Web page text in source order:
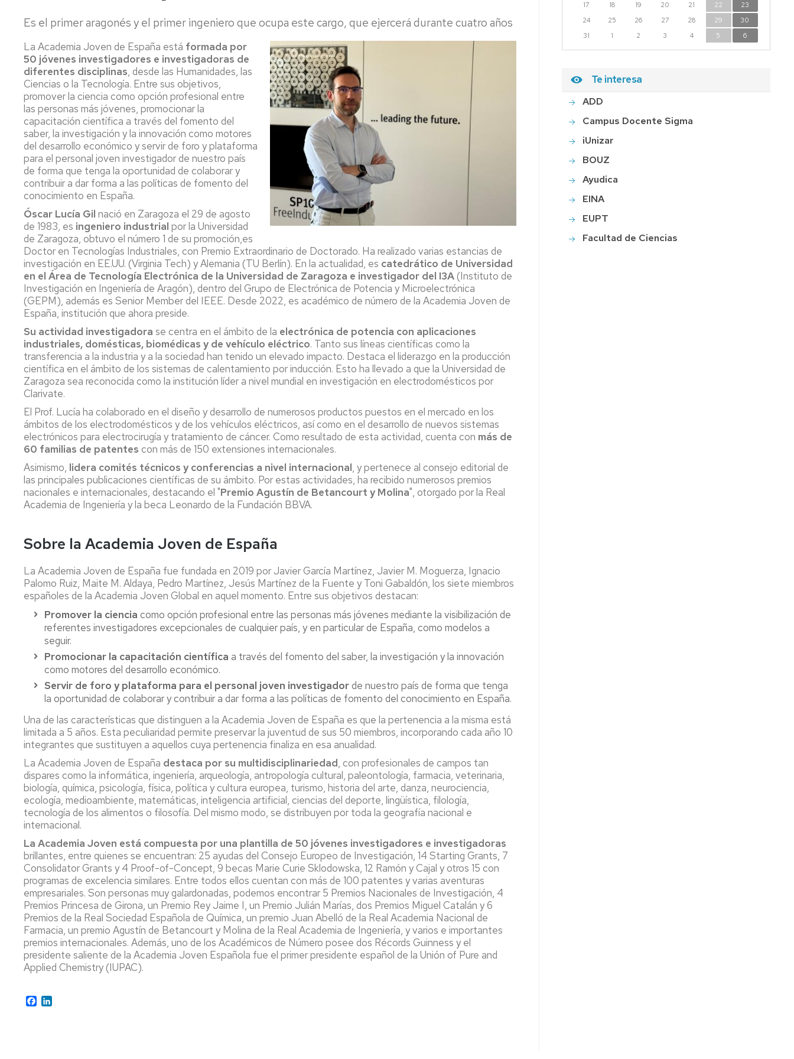
DEPARTAMENTO
DE
COMISIÓN
PERMANENTE
ENTIDADES
IMPRESOS
CALENDARIO
Es el primer aragonés y el primer ingeniero que ocupa este cargo, que ejercerá durante cuatro años
La Academia Joven de España está formada por
50 jóvenes investigadores e investigadoras de
diferentes disciplinas, desde las Humanidades, las
Ciencias o la Tecnología. Entre sus objetivos,
promover la ciencia como opción profesional entre
las personas más jóvenes, promocionar la
capacitación científica a través del fomento del
saber, la investigación y la innovación como motores
del desarrollo económico y servir de foro y plataforma
para el personal joven investigador de nuestro país
de forma que tenga la oportunidad de colaborar y
contribuir a dar forma a las políticas de fomento del
conocimiento en España.
Óscar Lucía Gil nació en Zaragoza el 29 de agosto
de 1983, es ingeniero industrial por la Universidad
de Zaragoza, obtuvo el número 1 de su promoción,es
Doctor en Tecnologías Industriales, con Premio Extraordinario de Doctorado. Ha realizado varias estancias de
investigación en EE.UU. (Virginia Tech) y Alemania (TU Berlín). En la actualidad, es catedrático de Universidad
en el Área de Tecnología Electrónica de la Universidad de Zaragoza e investigador del I3A(Instituto de
Investigación en Ingeniería de Aragón), dentro del Grupo de Electrónica de Potencia y Microelectrónica
(GEPM), además es Senior Member del IEEE. Desde 2022, es académico de número de la Academia Joven de
España, institución que ahora preside.
Su actividad investigadora se centra en el ámbito de la electrónica de potencia con aplicaciones
industriales, domésticas, biomédicas y de vehículo eléctrico. Tanto sus líneas científicas como la
transferencia a la industria y a la sociedad han tenido un elevado impacto. Destaca el liderazgo en la producción
científica en el ámbito de los sistemas de calentamiento por inducción. Esto ha llevado a que la Universidad de
Zaragoza sea reconocida como la institución líder a nivel mundial en investigación en electrodomésticos por
Clarivate.
El Prof. Lucía ha colaborado en el diseño y desarrollo de numerosos productos puestos en el mercado en los
ámbitos de los electrodomésticos y de los vehículos eléctricos, así como en el desarrollo de nuevos sistemas
electrónicos para electrocirugía y tratamiento de cáncer. Como resultado de esta actividad, cuenta con más de
60 familias de patentes con más de 150 extensiones internacionales.
Asimismo, lidera comités técnicos y conferencias a nivel internacional, y pertenece al consejo editorial de
las principales publicaciones científicas de su ámbito. Por estas actividades, ha recibido numerosos premios
nacionales e internacionales, destacando el "Premio Agustín de Betancourt y Molina", otorgado por la Real
Academia de Ingeniería y la beca Leonardo de la Fundación BBVA.
Sobre la Academia Joven de España
La Academia Joven de España fue fundada en 2019 por Javier García Martínez, Javier M. Moguerza, Ignacio
Palomo Ruiz, Maite M. Aldaya, Pedro Martínez, Jesús Martínez de la Fuente y Toni Gabaldón, los siete miembros
españoles de la Academia Joven Global en aquel momento. Entre sus objetivos destacan:
Promover la ciencia como opción profesional entre las personas más jóvenes mediante la visibilización de
referentes investigadores excepcionales de cualquier país, y en particular de España, como modelos a
seguir.
Promocionar la capacitación científica a través del fomento del saber, la investigación y la innovación
como motores del desarrollo económico.
Servir de foro y plataforma para el personal joven investigadorde nuestro país de forma que tenga
la oportunidad de colaborar y contribuir a dar forma a las políticas de fomento del conocimiento en España.
Una de las características que distinguen a la Academia Joven de España es que la pertenencia a la misma está
limitada a 5 años. Esta peculiaridad permite preservar la juventud de sus 50 miembros, incorporando cada año 10
integrantes que sustituyen a aquellos cuya pertenencia finaliza en esa anualidad.
La Academia Joven de España destaca por su multidisciplinariedad, con profesionales de campos tan
dispares como la informática, ingeniería, arqueología, antropología cultural, paleontología, farmacia, veterinaria,
biología, química, psicología, física, política y cultura europea, turismo, historia del arte, danza, neurociencia,
ecología, medioambiente, matemáticas, inteligencia artificial, ciencias del deporte, lingüística, filología,
tecnología de los alimentos o filosofía. Del mismo modo, se distribuyen por toda la geografía nacional e
internacional.
La Academia Joven está compuesta por una plantilla de 50 jóvenes investigadores e investigadoras
brillantes, entre quienes se encuentran: 25 ayudas del Consejo Europeo de Investigación, 14 Starting Grants, 7
Consolidator Grants y 4 Proof-of-Concept, 9 becas Marie Curie Sklodowska, 12 Ramón y Cajal y otros 15 con
programas de excelencia similares. Entre todos ellos cuentan con más de 100 patentes y varias aventuras
empresariales. Son personas muy galardonadas, podemos encontrar 5 Premios Nacionales de Investigación, 4
Premios Princesa de Girona, un Premio Rey Jaime I, un Premio Julián Marías, dos Premios Miguel Catalán y 6
Premios de la Real Sociedad Española de Química, un premio Juan Abelló de la Real Academia Nacional de
Farmacia, un premio Agustín de Betancourt y Molina de la Real Academia de Ingeniería, y varios e importantes
premios internacionales. Además, uno de los Académicos de Número posee dos Récords Guinness y el
presidente saliente de la Academia Joven Española fue el primer presidente español de la Unión of Pure and
Applied Chemistry (IUPAC).
Facebook
17
18 19 20 21 22
23
24
25 26 27 28 29
30
31
1 2 3 4 5 6
Te interesa
ADD
Campus Docente Sigma
iUnizar
BOUZ
Ayudica
EINA
EUPT
Facultad de Ciencias